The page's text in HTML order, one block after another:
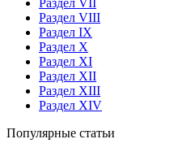
Раздел VIII
Раздел IX
Раздел X
Раздел XI
Раздел XII
Раздел XIII
Раздел XIV
Популярные статьи